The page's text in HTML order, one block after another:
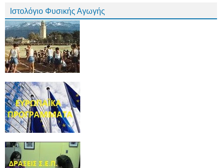
Ιστολόγιο Φυσικής Αγωγής